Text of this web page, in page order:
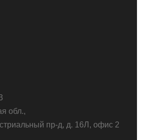
обл.,
пр-д, д. 16Л, офис 2